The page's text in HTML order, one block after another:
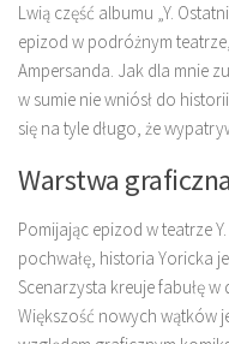
Lwią część albumu „Y.
epizod w podróżnym
Ampersanda. Jak dla mnie
w sumie nie wniósł do
się na tyle długo, że
Warstwa
Pomijając epizod w teatrze
pochwałę, historia Yoricka
Scenarzysta kreuje fabułę
Większość nowych wątków